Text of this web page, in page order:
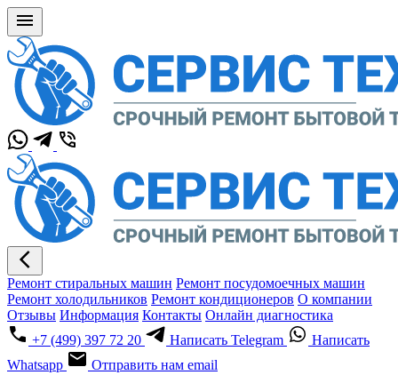
Ремонт стиральных машин Ремонт посудомоечных машин
Ремонт холодильников Ремонт кондиционеров О компании
Отзывы Информация Контакты Онлайн диагностика
+7 (499) 397 72 20
Написать Telegram
Написать
Whatsapp
Отправить нам email